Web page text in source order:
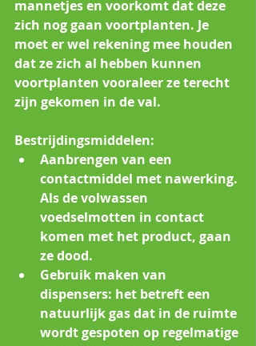
mannetjes en voorkomt dat deze
zich nog gaan voortplanten. Je
moet er wel rekening mee houden
dat ze zich al hebben kunnen
voortplanten vooraleer ze terecht
zijn gekomen in de val.
Bestrijdingsmiddelen:
Aanbrengen van een
contactmiddel met nawerking.
Als de volwassen
voedselmotten in contact
komen met het product, gaan
ze dood.
Gebruik maken van
dispensers: het betreft een
natuurlijk gas dat in de ruimte
wordt gespoten op regelmatige